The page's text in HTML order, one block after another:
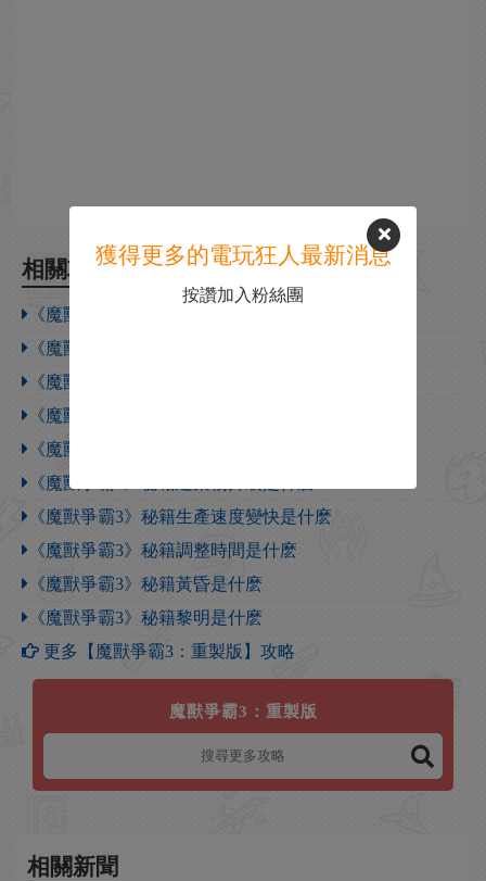
相關攻略
《魔獸爭霸3》作弊碼不給機器人增加金錢
《魔獸爭霸3》作弊碼開全圖視野
《魔獸爭霸3》作弊碼用不了
《魔獸爭霸3》作弊碼怎麽輸入
《魔獸爭霸3》秘籍無敵是什麽
《魔獸爭霸3》秘籍建築物升級是什麽
《魔獸爭霸3》秘籍生產速度變快是什麽
《魔獸爭霸3》秘籍調整時間是什麽
《魔獸爭霸3》秘籍黃昏是什麽
《魔獸爭霸3》秘籍黎明是什麽
更多【魔獸爭霸3：重製版】攻略
魔獸爭霸3：重製版
相關新聞
獲得更多的電玩狂人最新消息
按讚加入粉絲團